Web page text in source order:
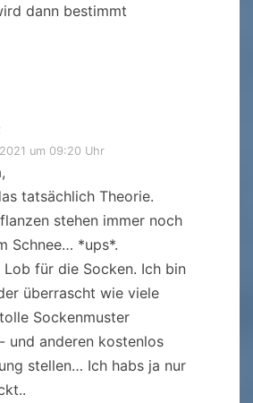
dann bestimmt
um 09:20 Uhr
tatsächlich Theorie.
stehen immer noch
Schnee… *ups*.
Lob für die Socken. Ich bin
überrascht wie viele
Sockenmuster
und anderen kostenlos
stellen… Ich habs ja nur